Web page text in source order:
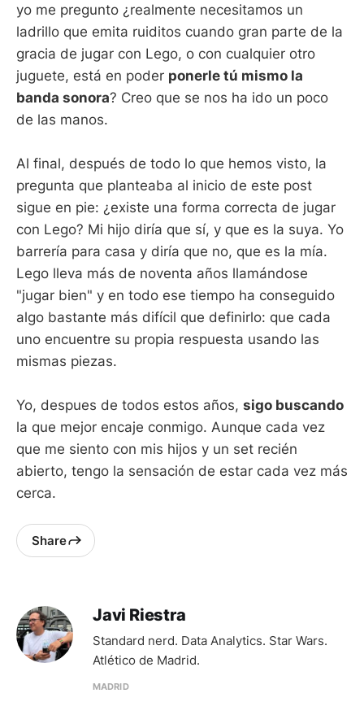
yo me pregunto ¿realmente necesitamos un
ladrillo que emita ruiditos cuando gran parte de la
gracia de jugar con Lego, o con cualquier otro
juguete, está en poder ponerle tú mismo la
banda sonora? Creo que se nos ha ido un poco
de las manos.
Al final, después de todo lo que hemos visto, la
pregunta que planteaba al inicio de este post
sigue en pie: ¿existe una forma correcta de jugar
con Lego? Mi hijo diría que sí, y que es la suya. Yo
barrería para casa y diría que no, que es la mía.
Lego lleva más de noventa años llamándose
"jugar bien" y en todo ese tiempo ha conseguido
algo bastante más difícil que definirlo: que cada
uno encuentre su propia respuesta usando las
mismas piezas.
Yo, despues de todos estos años, sigo buscando
la que mejor encaje conmigo. Aunque cada vez
que me siento con mis hijos y un set recién
abierto, tengo la sensación de estar cada vez más
cerca.
Share
Javi Riestra
Standard nerd. Data Analytics. Star Wars.
Atlético de Madrid.
MADRID